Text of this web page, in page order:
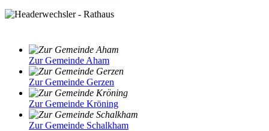
Zur Gemeinde Aham
Zur Gemeinde Gerzen
Zur Gemeinde Kröning
Zur Gemeinde Schalkham